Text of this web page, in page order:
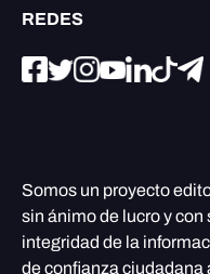
REDES
Somos un proyecto
sin ánimo de lucro y
integridad de la
de confianza ciudadana